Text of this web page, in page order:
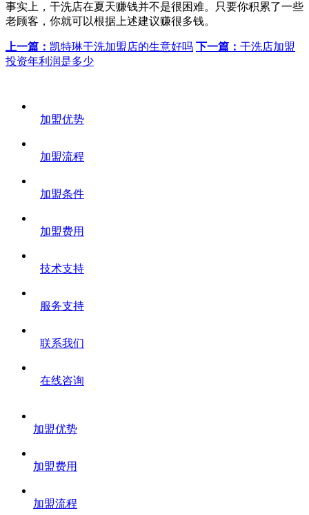
事实上，干洗店在夏天赚钱并不是很困难。只要你积累了一些
老顾客，你就可以根据上述建议赚很多钱。
上一篇： 凯特琳干洗加盟店的生意好吗 下一篇： 干洗店加盟
投资年利润是多少
加盟优势
加盟流程
加盟条件
加盟费用
技术支持
服务支持
联系我们
在线咨询
加盟优势
加盟费用
加盟流程